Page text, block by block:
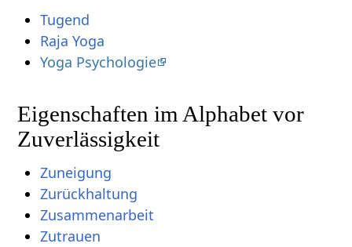
Tugend
Raja Yoga
Yoga Psychologie
Eigenschaften im Alphabet vor
Zuverlässigkeit
Zuneigung
Zurückhaltung
Zusammenarbeit
Zutrauen